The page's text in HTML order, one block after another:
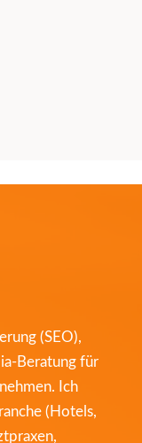
(SEO),
Beratung für
Ich
(Hotels,